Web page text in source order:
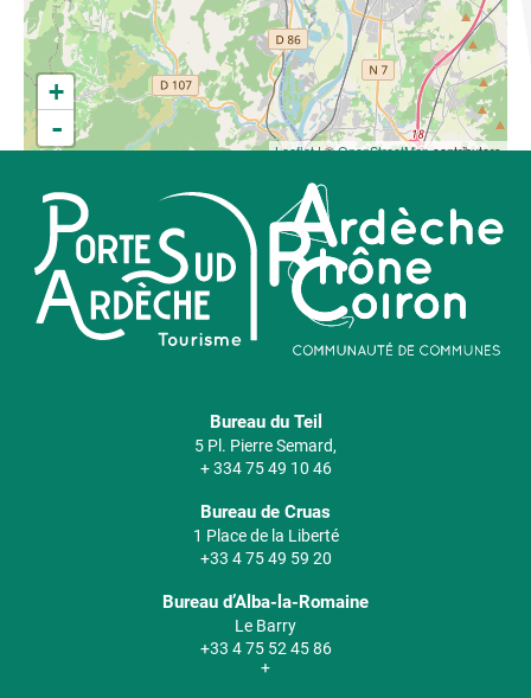
+
-
Leaflet| ©OpenStreetMapcontributors
Bureau du Teil
5 Pl. Pierre Semard,
+ 334 75 49 10 46
Bureau de Cruas
1 Place de la Liberté
+33 4 75 49 59 20
Bureau d’Alba-la-Romaine
Le Barry
+33 4 75 52 45 86
+